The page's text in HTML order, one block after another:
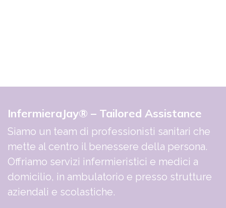
InfermieraJay® – Tailored Assistance
Siamo un team di professionisti sanitari che
mette al centro il benessere della persona.
Offriamo servizi infermieristici e medici a
domicilio, in ambulatorio e presso strutture
aziendali e scolastiche.